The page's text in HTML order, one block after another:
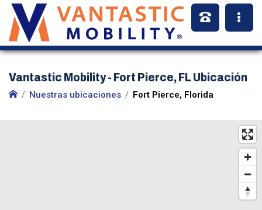
Vantastic Mobility - Fort Pierce, FL Ubicación
Nuestras ubicaciones Fort Pierce, Florida